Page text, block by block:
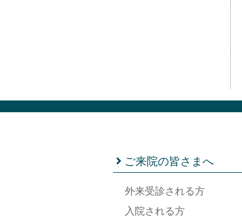
ご来院の皆さまへ
外来受診される方
入院される方